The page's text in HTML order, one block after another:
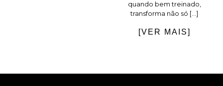
quando bem treinado,
transforma não só […]
[VER MAIS]